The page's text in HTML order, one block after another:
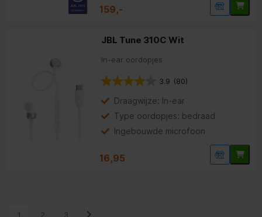
159,-
JBL Tune 310C Wit
In-ear oordopjes
3.9 (80)
Draagwijze: In-ear
Type oordopjes: bedraad
Ingebouwde microfoon
16,95
1 2 3